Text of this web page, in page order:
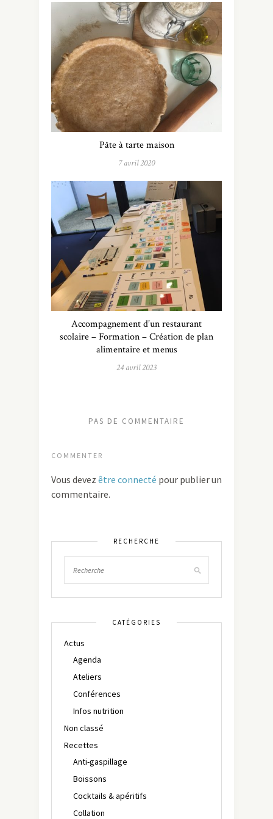
Pâte à tarte maison
7 avril 2020
Accompagnement d’un restaurant
scolaire – Formation – Création de plan
alimentaire et menus
24 avril 2023
PAS DE COMMENTAIRE
COMMENTER
Vous devez être connecté pour publier un
commentaire.
RECHERCHE
CATÉGORIES
Actus
Agenda
Ateliers
Conférences
Infos nutrition
Non classé
Recettes
Anti-gaspillage
Boissons
Cocktails & apéritifs
Collation